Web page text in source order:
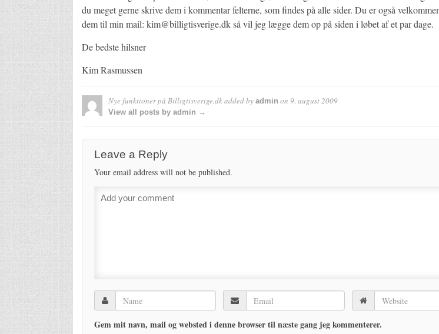
du meget gerne skrive dem i kommentar felterne, som findes på alle sider. Du er også
dem til min mail: kim@billigtisverige.dk så vil jeg lægge dem op på siden i løbet af et par dage.
De bedste hilsner
Kim Rasmussen
Nye funktioner på Billigtisverige.dkadded by admin on 9. august 2009
View all posts by admin →
Leave a Reply
Your email address will not be published.
Gem mit navn, mail og websted i denne browser til næste gang jeg kommenterer.